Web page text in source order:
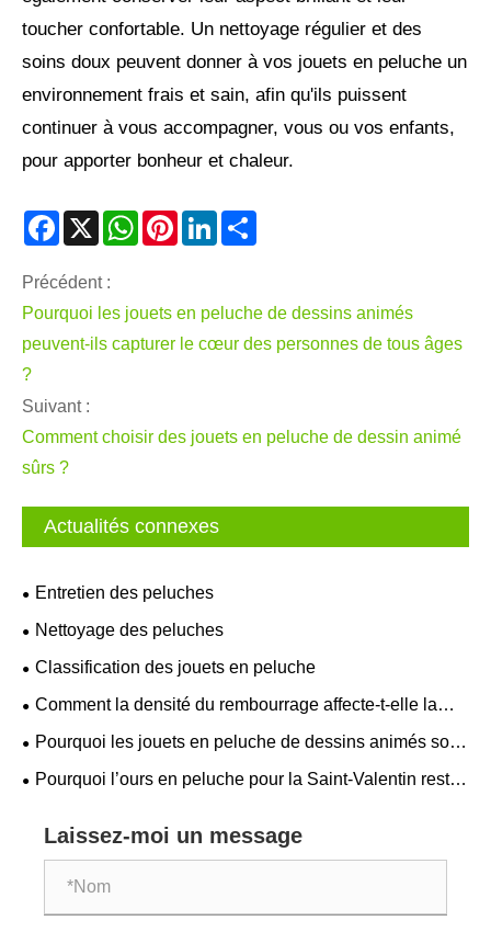
toucher confortable. Un nettoyage régulier et des
soins doux peuvent donner à vos jouets en peluche un
environnement frais et sain, afin qu'ils puissent
continuer à vous accompagner, vous ou vos enfants,
pour apporter bonheur et chaleur.
Facebook
X WhatsAppPinterestLinkedIn
Précédent :
Pourquoi les jouets en peluche de dessins animés
peuvent-ils capturer le cœur des personnes de tous âges
?
Suivant :
Comment choisir des jouets en peluche de dessin animé
sûrs ?
Actualités connexes
Entretien des peluches
Nettoyage des peluches
Classification des jouets en peluche
Comment la densité du rembourrage affecte-t-elle la
douceur et la rétention de forme des jouets en peluche ?
Pourquoi les jouets en peluche de dessins animés sont-
ils plus importants en hiver ?
Pourquoi l’ours en peluche pour la Saint-Valentin reste-
Laissez-moi un message